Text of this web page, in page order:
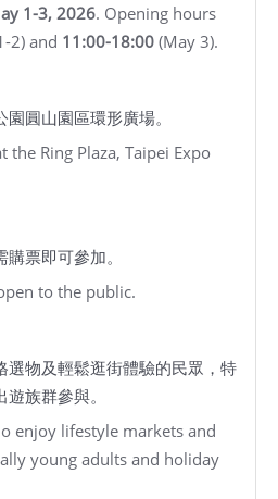
1-3, 2026. Opening hours
2) and 11:00-18:00 (May 3).
圓山園區環形廣場。
the Ring Plaza, Taipei Expo
票即可參加。
to the public.
選物及輕鬆逛街體驗的民眾，特
族群參與。
enjoy lifestyle markets and
young adults and holiday